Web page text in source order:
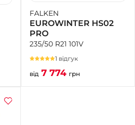
FALKEN
EUROWINTER HS02
PRO
235/50 R21 101V
1 відгук
від 7 774 грн